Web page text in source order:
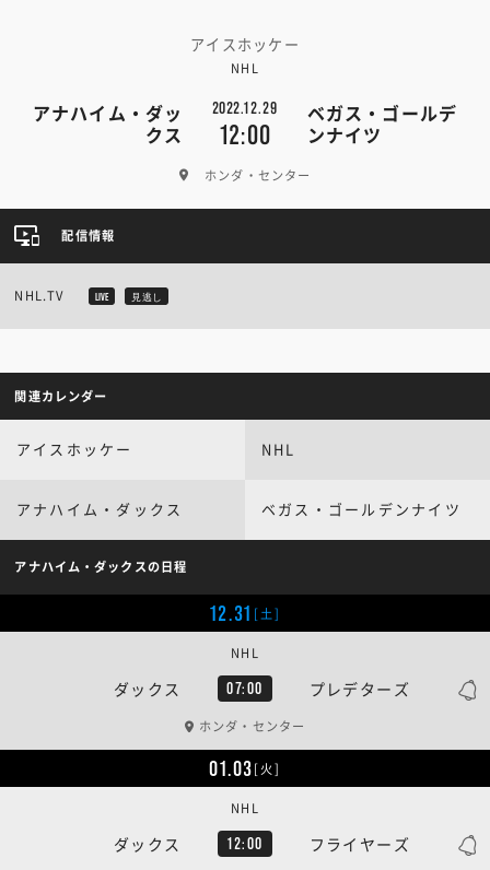
アイスホッケー
NHL
アナハイム・ダッ
クス
2022.12.29
12:00
ベガス・ゴールデ
ンナイツ
ホンダ・センター
配信情報
NHL.TV LIVE 見逃し
関連カレンダー
アイスホッケー NHL
アナハイム・ダックス ベガス・ゴールデンナイツ
アナハイム・ダックスの日程
12.31 [土]
ダックス 07:00 プレデターズ
NHL
ホンダ・センター
01.03[火]
ダックス 12:00 フライヤーズ
NHL